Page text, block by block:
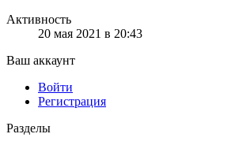
Активность
20 мая 2021 в 20:43
Ваш аккаунт
Войти
Регистрация
Разделы